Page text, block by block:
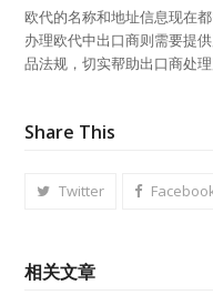
欧代的名称和地址信息现在
办理欧代中出口商则需要提
品法规，切实帮助出口商处理
Share This
Twitter
相关文章